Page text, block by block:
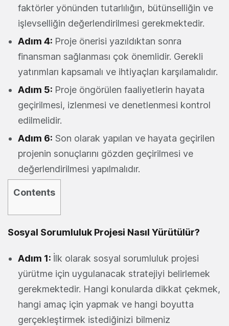
faktörler yönünden tutarlılığın, bütünselliğin ve
işlevselliğin değerlendirilmesi gerekmektedir.
Adım 4: Proje önerisi yazıldıktan sonra
finansman sağlanması çok önemlidir. Gerekli
yatırımları kapsamalı ve ihtiyaçları karşılamalıdır.
Adım 5: Proje öngörülen faaliyetlerin hayata
geçirilmesi, izlenmesi ve denetlenmesi kontrol
edilmelidir.
Adım 6: Son olarak yapılan ve hayata geçirilen
projenin sonuçlarını gözden geçirilmesi ve
değerlendirilmesi yapılmalıdır.
Contents
Sosyal Sorumluluk Projesi Nasıl Yürütülür?
Adım 1: İlk olarak sosyal sorumluluk projesi
yürütme için uygulanacak stratejiyi belirlemek
gerekmektedir. Hangi konularda dikkat çekmek,
hangi amaç için yapmak ve hangi boyutta
gerçekleştirmek istediğinizi bilmeniz